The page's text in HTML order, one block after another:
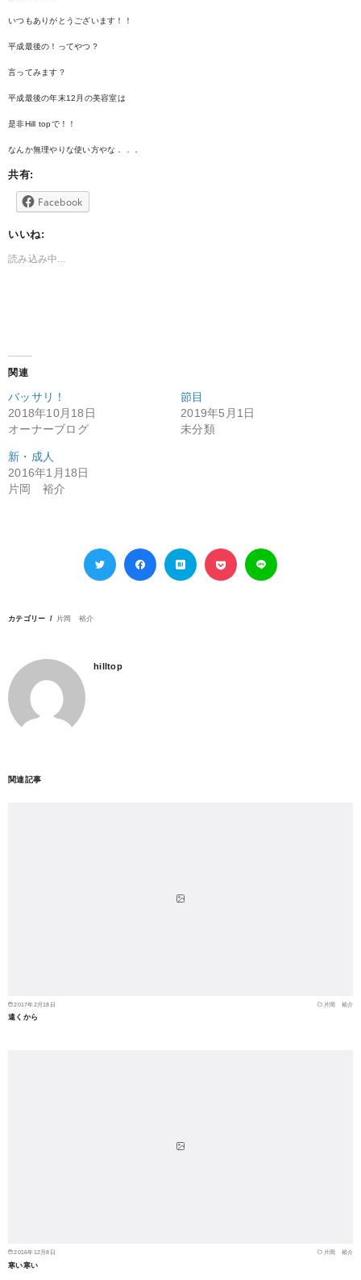
いつもありがとうございます！！
平成最後の！ってやつ？
言ってみます？
平成最後の年末12月の美容室は
是非Hill topで！！
なんか無理やりな使い方やな．．．
共有:
Facebook
いいね:
読み込み中...
関連
バッサリ！
2018年10月18日
オーナーブログ
節目
2019年5月1日
未分類
新・成人
2016年1月18日
片岡 裕介
カテゴリー 片岡 裕介
hilltop
関連記事
2017年2月18日 片岡 裕介
遠くから
2016年12月8日 片岡 裕介
寒い寒い